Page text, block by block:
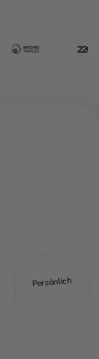
Persönlich